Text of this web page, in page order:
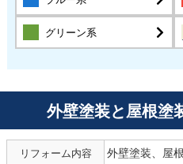
グリーン系
外壁塗装と屋根
リフォーム内容 外壁塗装、屋